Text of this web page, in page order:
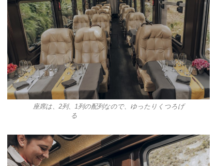
座席は、2列、1列の配列なので、ゆったりくつろげ
る